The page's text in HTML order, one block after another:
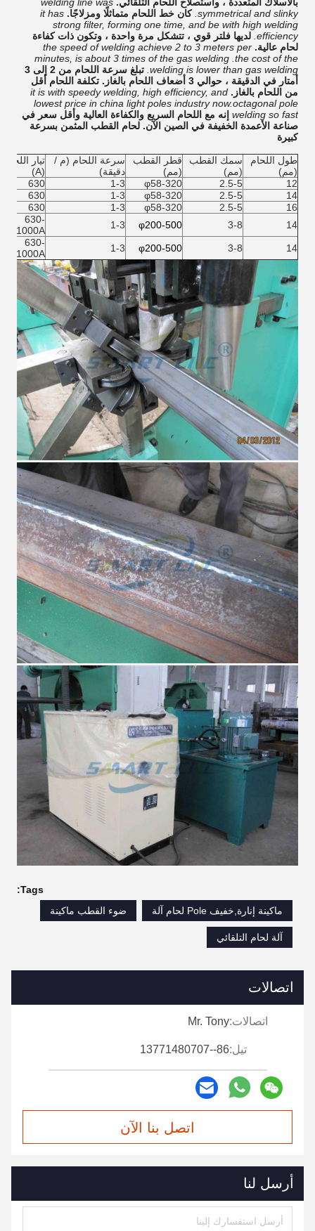
symmetrical and slinky. كان خط اللحام متماثلًا ومزلاجًا. it has
strong filter, forming one time, and be with high welding
efficiency. لديها فلتر قوي ، تتشكل مرة واحدة ، وتكون ذات كفاءة
لحام عالية. the speed of welding achieve 2 to 3 meters per
minutes, is about 3 times of the gas welding .the cost of the
welding is lower than gas welding.
تبلغ سرعة اللحام من 2 إلى 3
أمتار في الدقيقة ، حوالي 3 أضعاف اللحام بالغاز. تكلفة اللحام أقل
من اللحام بالغاز. it is with speedy welding, high efficiency, and
lowest price in china light poles industry now.octagonal pole
welding so fast إنه مع اللحام السريع والكفاءة العالية وأقل سعر في
صناعة الأعمدة الخفيفة في الصين الآن. لحام القطب المثمن بسرعة
كبيرة
طول اللحام
(مم)
سمك القطب
(مم)
قطر القطب
(مم)
سرعة اللحام (م /
دقيقة)
تيار اللحام
(A)
12
2.5-5
φ58-320
1-3
630
14
2.5-5
φ58-320
1-3
630
16
2.5-5
φ58-320
1-3
630
14
3-8
φ200-500
1-3
630-
1000A
14
3-8
φ200-500
1-3
630-
1000A
Tags:
ماكينة إنارة,خفيف Pole لحام آلة
ضوء القطب ماكينة
آلة لحام التلقائي
اتصالات
اتصالات:Mr. Tony
تيل:86--13771480707
اتصل بنا الآن
أرسل لنا